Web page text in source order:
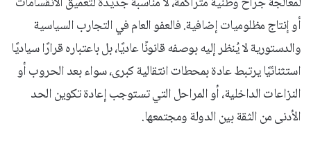
أو إنتاج مظلوميات إضافية. فالعفو العام في التجارب السياسية
والدستورية لا يُنظر إليه بوصفه قانونًا عاديًا، بل باعتباره قرارًا سياديًا
استثنائيًا يرتبط عادة بمحطات انتقالية كبرى، سواء بعد الحروب أو
النزاعات الداخلية، أو المراحل التي تستوجب إعادة تكوين الحد
الأدنى من الثقة بين الدولة ومجتمعها.